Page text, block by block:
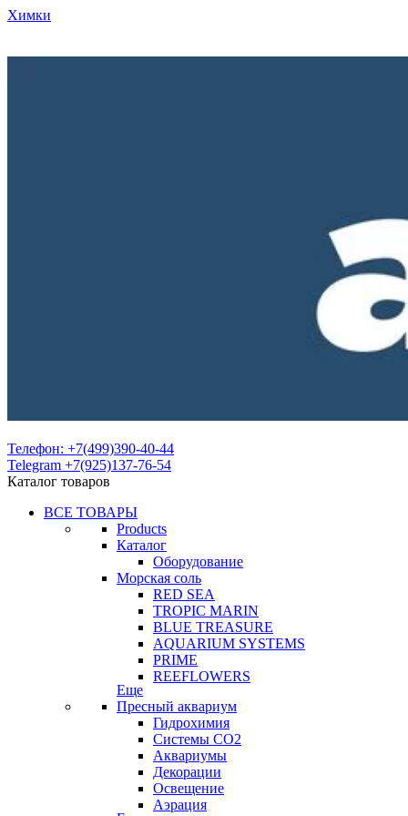
Химки
Телефон: +7(499)390-40-44
Telegram +7(925)137-76-54
Каталог товаров
ВСЕ ТОВАРЫ
Products
Каталог
Оборудование
Морская соль
RED SEA
TROPIC MARIN
BLUE TREASURE
AQUARIUM SYSTEMS
PRIME
REEFLOWERS
Еще
Пресный аквариум
Гидрохимия
Системы СО2
Аквариумы
Декорации
Освещение
Аэрация